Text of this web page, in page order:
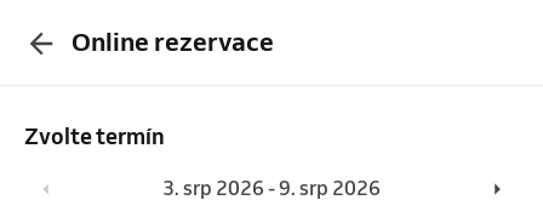
Online rezervace
Zvolte termín
3. srp 2026 - 9. srp 2026